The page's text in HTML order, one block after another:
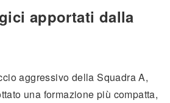
apportati dalla
aggressivo della Squadra A,
una formazione più compatta,